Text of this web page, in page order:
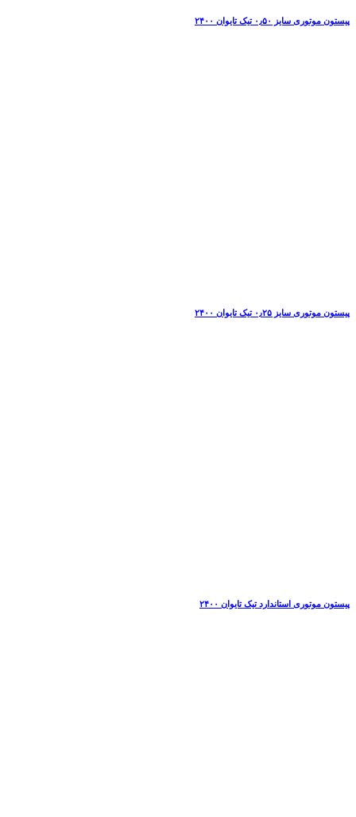
پیستون موتوری سایز ۰٫۵۰ تیک تایوان ۲۴۰۰
پیستون موتوری سایز ۰٫۲۵ تیک تایوان ۲۴۰۰
پیستون موتوری استاندارد تیک تایوان ۲۴۰۰